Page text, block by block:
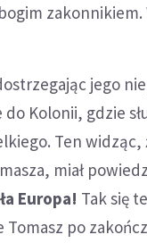
jego
Kolonii, gdzie
Ten
miał
Europa! Tak się
Tomasz po